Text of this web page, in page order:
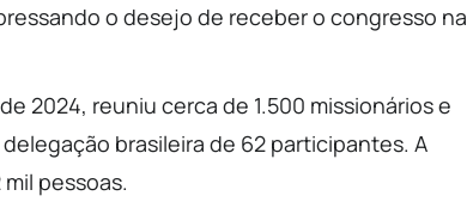
o desejo de receber o congresso na
2024, reuniu cerca de 1.500 missionários e
brasileira de 62 participantes. A
pessoas.